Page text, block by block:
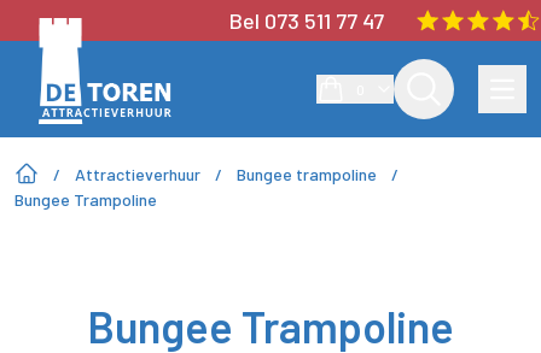
Bel 073 511 77 47
/ Attractieverhuur / Bungee trampoline
/
Bungee Trampoline
Bungee Trampoline